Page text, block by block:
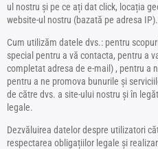
ul nostru și pe ce ați dat click, locația
website-ul nostru (bazată pe adresa IP).
Cum utilizăm datele dvs.: pentru
special pentru a vă contacta, pentru a
completat adresa de e-mail) , pentru a
pentru a ne promova bunurile și
de către dvs. a site-ului nostru și în
legale.
Dezvăluirea datelor despre utilizatori
respectarea obligațiilor legale și